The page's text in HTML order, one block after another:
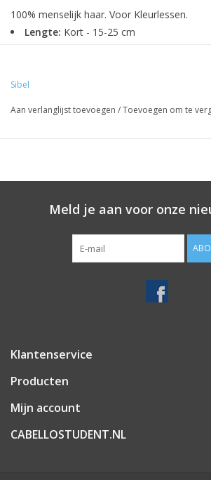
100% menselijk haar. Voor Kleurlessen.
Lengte: Kort - 15-25 cm
Dichtheid:
Sibel
Aan verlanglijst toevoegen /Toevoegen om te
Meld je aan voor onze
Klantenservice
Producten
Mijn account
CABELLOSTUDENT.NL